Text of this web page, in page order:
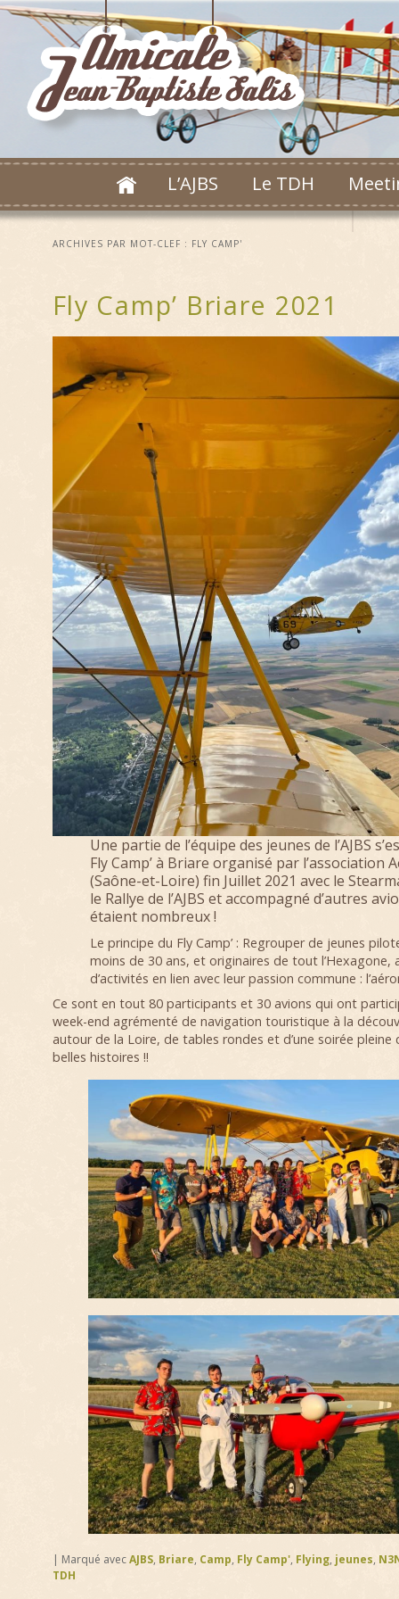
L’AJBS Le TDH
ARCHIVES PAR MOT-CLEF : FLY CAMP'
Fly Camp’ Briare 2021
Une partie de l’équipe des jeunes de l’AJBS
Fly Camp’ à Briare organisé par l’association
(Saône-et-Loire) fin Juillet 2021 avec le
le Rallye de l’AJBS et accompagné d’autres
étaient nombreux !
Le principe du Fly Camp’ : Regrouper de jeunes
moins de 30 ans, et originaires de tout l’Hexagone,
d’activités en lien avec leur passion commune :
Ce sont en tout 80 participants et 30 avions qui ont
week-end agrémenté de navigation touristique à la
autour de la Loire, de tables rondes et d’une soirée pleine
belles histoires !!
| Marqué avec AJBS, Briare, Camp, Fly Camp', Flying, jeunes,
TDH